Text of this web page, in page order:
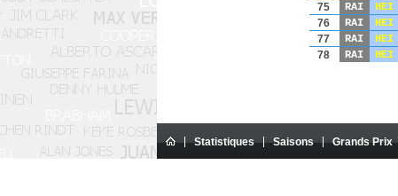
75
RAI HEI
76
RAI HEI
77
RAI HEI
78
RAI HEI
Statistiques Saisons Grands Prix